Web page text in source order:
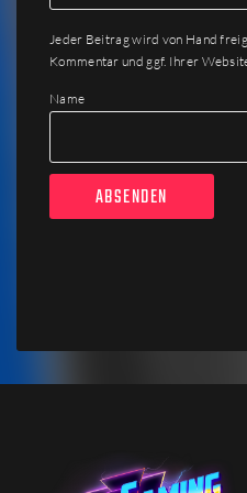
Jeder Beitrag wird von Hand
Kommentar und ggf. Ihrer
Name